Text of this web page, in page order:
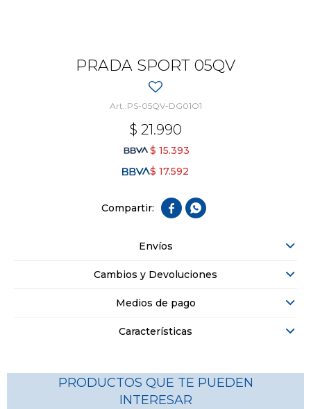
PRADA SPORT 05QV
PS-05QV-DG01O1
$ 21.990
$ 15.393
$ 17.592
 
Envíos
Cambios y Devoluciones
Medios de pago
Características
PRODUCTOS QUE TE PUEDEN
INTERESAR